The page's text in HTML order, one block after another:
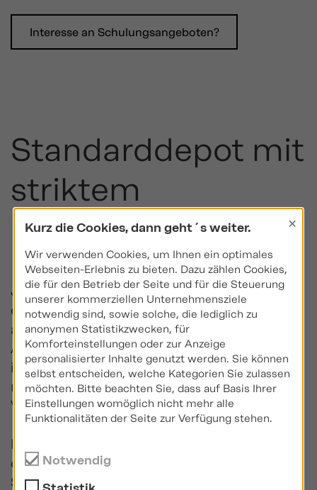
Interesse an Schulungsangeboten?
Standarddepot mit
striktem
Kostendeckel
Jeder Anbieter muss künftig
ein Standarddepot (auch: Standardprodukt)
anbieten oder das eines kooperierenden
Anbieters nutzen. Der Kostendeckel wurde
in letzter Minute von ursprünglich 1,5% auf
maximal 1,0% jährlich über die gesamte
Vertragslaufzeit verschärft.
Ein öffentlicher Träger darf erstmals selbst
ein Standarddepot anbieten. Dieser
Staatsfonds tritt in Konkurrenz zu den
Kurz die Cookies, dann geht´s weiter. ×
Wir verwenden Cookies, um Ihnen ein optimales
Webseiten-Erlebnis zu bieten. Dazu zählen Cookies,
die für den Betrieb der Seite und für die Steuerung
unserer kommerziellen Unternehmensziele
notwendig sind, sowie solche, die lediglich zu
anonymen Statistikzwecken, für
Komforteinstellungen oder zur Anzeige
personalisierter Inhalte genutzt werden. Sie können
selbst entscheiden, welche Kategorien Sie zulassen
möchten. Bitte beachten Sie, dass auf Basis Ihrer
Einstellungen womöglich nicht mehr alle
Funktionalitäten der Seite zur Verfügung stehen.
Notwendig